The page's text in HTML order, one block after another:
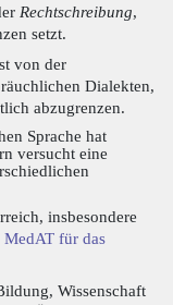
Rechtschreibung,
setzt.
von der
Dialekten,
abzugrenzen.
Sprache hat
versucht eine
insbesondere
MedAT für das
Wissenschaft